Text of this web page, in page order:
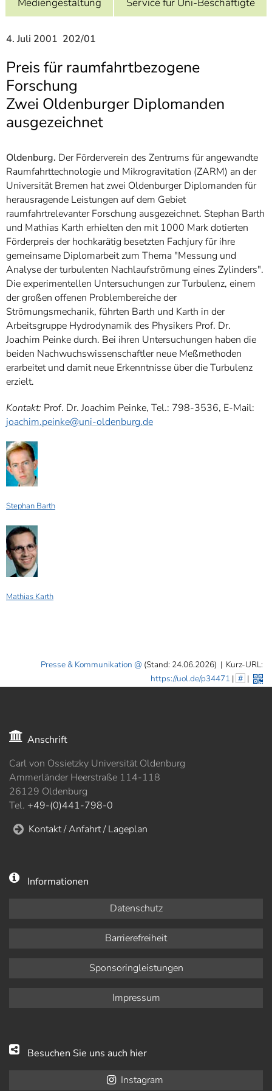
7]
Informationen zur
Barrierefreiheit
4. Juli 2001 202/01
Preis für raumfahrtbezogene
Forschung
Zwei Oldenburger Diplomanden
ausgezeichnet
Oldenburg. Der Förderverein des Zentrums für angewandte
Raumfahrttechnologie und Mikrogravitation (ZARM) an der
Universität Bremen hat zwei Oldenburger Diplomanden für
herausragende Leistungen auf dem Gebiet
raumfahrtrelevanter Forschung ausgezeichnet. Stephan Barth
und Mathias Karth erhielten den mit 1000 Mark dotierten
Förderpreis der hochkarätig besetzten Fachjury für ihre
gemeinsame Diplomarbeit zum Thema "Messung und
Analyse der turbulenten Nachlaufströmung eines Zylinders".
Die experimentellen Untersuchungen zur Turbulenz, einem
der großen offenen Problembereiche der
Strömungsmechanik, führten Barth und Karth in der
Arbeitsgruppe Hydrodynamik des Physikers Prof. Dr.
Joachim Peinke durch. Bei ihren Untersuchungen haben die
beiden Nachwuchswissenschaftler neue Meßmethoden
erarbeitet und damit neue Erkenntnisse über die Turbulenz
erzielt.
Kontakt: Prof. Dr. Joachim Peinke, Tel.: 798-3536, E-Mail:
joachim.peinke@uni-oldenburg.de
Stephan Barth
Mathias Karth
Presse & Kommunikation (Stand: 24.06.2026) | Kurz-URL:
https://uol.de/p34471 | # |
Anschrift
Carl von Ossietzky Universität Oldenburg
Ammerländer Heerstraße 114-118
26129 Oldenburg
Tel. +49-(0)441-798-0
Kontakt / Anfahrt / Lageplan
Informationen
Datenschutz
Barrierefreiheit
Sponsoringleistungen
Impressum
Besuchen Sie uns auch hier
Instagram